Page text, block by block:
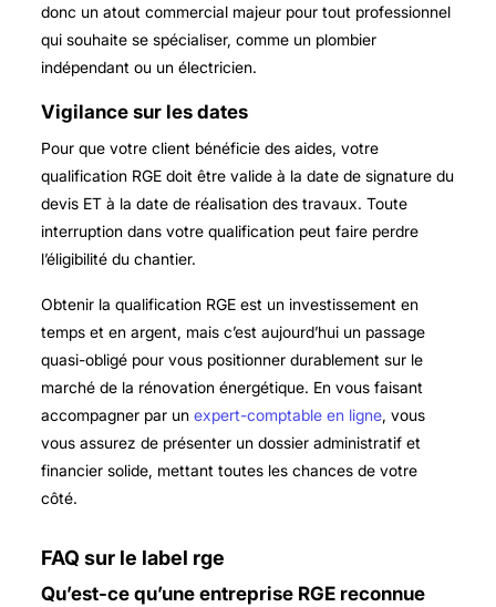
donc un atout commercial majeur pour tout professionnel
qui souhaite se spécialiser, comme un plombier
indépendant ou un électricien.
Vigilance sur les dates
Pour que votre client bénéficie des aides, votre
qualification RGE doit être valide à la date de signature du
devis ET à la date de réalisation des travaux. Toute
interruption dans votre qualification peut faire perdre
l’éligibilité du chantier.
Obtenir la qualification RGE est un investissement en
temps et en argent, mais c’est aujourd’hui un passage
quasi-obligé pour vous positionner durablement sur le
marché de la rénovation énergétique. En vous faisant
accompagner par un expert-comptable en ligne, vous
vous assurez de présenter un dossier administratif et
financier solide, mettant toutes les chances de votre
côté.
FAQ sur le label rge
Qu’est-ce qu’une entreprise RGE reconnue